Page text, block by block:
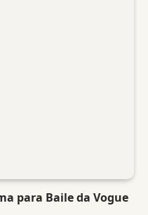
para Baile da Vogue